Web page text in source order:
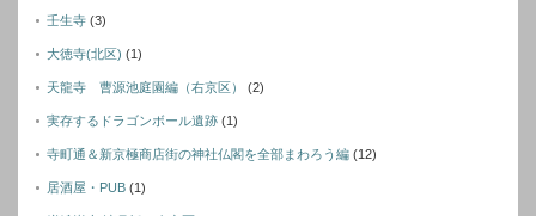
壬生寺 (3)
大徳寺(北区) (1)
天龍寺 曹源池庭園編（右京区） (2)
実存するドラゴンボール遺跡 (1)
寺町通＆新京極商店街の神社仏閣を全部まわろう編 (12)
居酒屋・PUB (1)